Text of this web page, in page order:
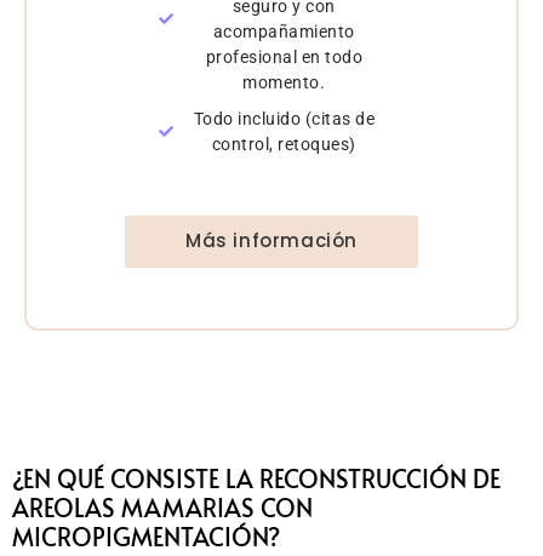
seguro y con
acompañamiento
profesional en todo
momento.
Todo incluido (citas de
control, retoques)
Más información
¿EN QUÉ CONSISTE LA RECONSTRUCCIÓN DE
AREOLAS MAMARIAS CON
MICROPIGMENTACIÓN?